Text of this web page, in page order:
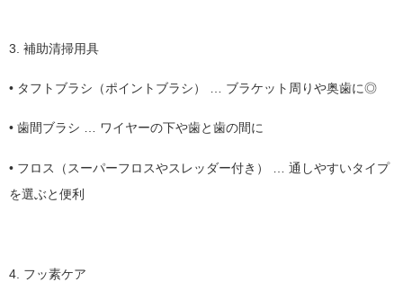
3. 補助清掃用具
• タフトブラシ（ポイントブラシ） … ブラケット周りや奥歯に◎
• 歯間ブラシ … ワイヤーの下や歯と歯の間に
• フロス（スーパーフロスやスレッダー付き） … 通しやすいタイプ
を選ぶと便利
4. フッ素ケア